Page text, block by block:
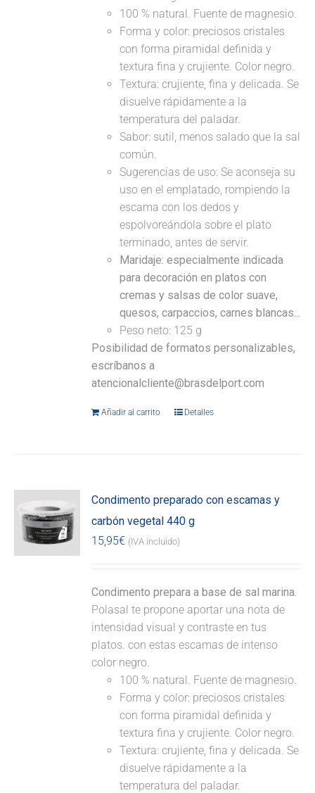
100 % natural. Fuente de magnesio.
Forma y color: preciosos cristales
con forma piramidal definida y
textura fina y crujiente. Color negro.
Textura: crujiente, fina y delicada. Se
disuelve rápidamente a la
temperatura del paladar.
Sabor: sutil, menos salado que la sal
común.
Sugerencias de uso: Se aconseja su
uso en el emplatado, rompiendo la
escama con los dedos y
espolvoreándola sobre el plato
terminado, antes de servir.
Maridaje: especialmente indicada
para decoración en platos con
cremas y salsas de color suave,
quesos, carpaccios, carnes blancas...
Peso neto: 125 g
Posibilidad de formatos personalizables,
escríbanos a
atencionalcliente@brasdelport.com
Añadir al carrito Detalles
Condimento preparado con escamas y
carbón vegetal 440 g
15,95€ (IVA incluido)
Condimento prepara a base de sal marina.
Polasal te propone aportar una nota de
intensidad visual y contraste en tus
platos. con estas escamas de intenso
color negro.
100 % natural. Fuente de magnesio.
Forma y color: preciosos cristales
con forma piramidal definida y
textura fina y crujiente. Color negro.
Textura: crujiente, fina y delicada. Se
disuelve rápidamente a la
temperatura del paladar.